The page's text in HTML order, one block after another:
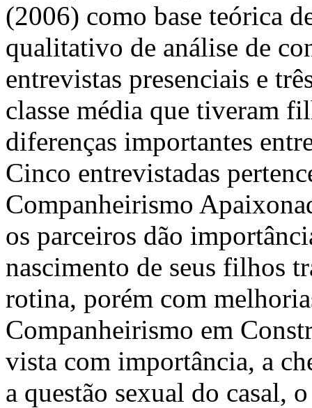
(2006) como base teórica
qualitativo de análise de
entrevistas presenciais e
classe média que tiveram
diferenças importantes
Cinco entrevistadas
Companheirismo
os parceiros dão
nascimento de seus filhos
rotina, porém com
Companheirismo em
vista com importância, a
a questão sexual do casal,